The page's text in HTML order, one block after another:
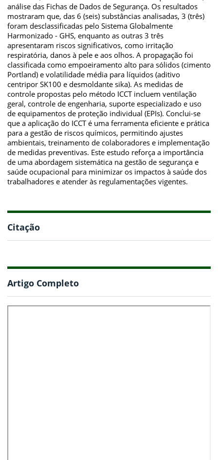
análise das Fichas de Dados de Segurança. Os resultados
mostraram que, das 6 (seis) substâncias analisadas, 3 (três)
foram desclassificadas pelo Sistema Globalmente
Harmonizado - GHS, enquanto as outras 3 três
apresentaram riscos significativos, como irritação
respiratória, danos à pele e aos olhos. A propagação foi
classificada como empoeiramento alto para sólidos (cimento
Portland) e volatilidade média para líquidos (aditivo
centripor SK100 e desmoldante sika). As medidas de
controle propostas pelo método ICCT incluem ventilação
geral, controle de engenharia, suporte especializado e uso
de equipamentos de proteção individual (EPIs). Conclui-se
que a aplicação do ICCT é uma ferramenta eficiente e prática
para a gestão de riscos químicos, permitindo ajustes
ambientais, treinamento de colaboradores e implementação
de medidas preventivas. Este estudo reforça a importância
de uma abordagem sistemática na gestão de segurança e
saúde ocupacional para minimizar os impactos à saúde dos
trabalhadores e atender às regulamentações vigentes.
Citação
Artigo Completo